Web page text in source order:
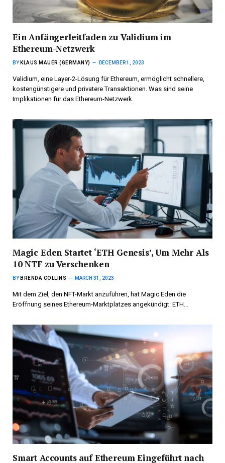
Ein Anfängerleitfaden zu Validium im
Ethereum-Netzwerk
BY KLAUS MAUER (GERMANY) DECEMBER 1, 2023
Validium, eine Layer-2-Lösung für Ethereum, ermöglicht schnellere,
kostengünstigere und privatere Transaktionen. Was sind seine
Implikationen für das Ethereum-Netzwerk.
Magic Eden Startet ‘ETH Genesis’, Um Mehr Als
10 NTF zu Verschenken
BY BRENDA COLLINS MARCH 31, 2023
Mit dem Ziel, den NFT-Markt anzuführen, hat Magic Eden die
Eröffnung seines Ethereum-Marktplatzes angekündigt: ETH…
Smart Accounts auf Ethereum Eingeführt nach